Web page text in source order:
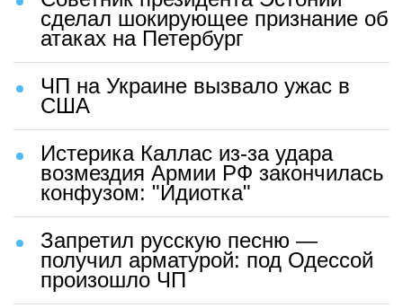
сделал шокирующее признание об
атаках на Петербург
ЧП на Украине вызвало ужас в
США
Истерика Каллас из-за удара
возмездия Армии РФ закончилась
конфузом: "Идиотка"
Запретил русскую песню —
получил арматурой: под Одессой
произошло ЧП